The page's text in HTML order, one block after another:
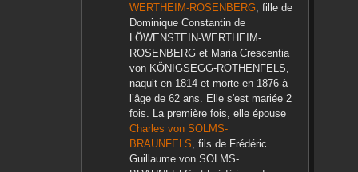
WERTHEIM-ROSENBERG, fille de
Dominique Constantinde
LÖWENSTEIN-WERTHEIM-
ROSENBERGet Maria Crescentia
von KÖNIGSEGG-ROTHENFELS,
naquit en 1814et morte en 1876à
l’âge de 62 ans. Elle s'est mariée 2
fois. La première fois, elle épouse
Charles von SOLMS-
BRAUNFELS, fils de Frédéric
Guillaumevon SOLMS-